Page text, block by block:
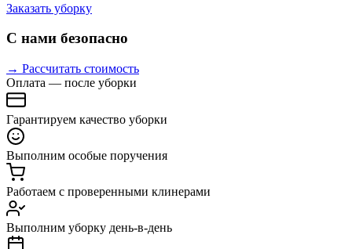
Заказать уборку
С нами безопасно
→ Рассчитать стоимость
Оплата — после уборки
Гарантируем качество уборки
Выполним особые поручения
Работаем с проверенными клинерами
Выполним уборку день-в-день